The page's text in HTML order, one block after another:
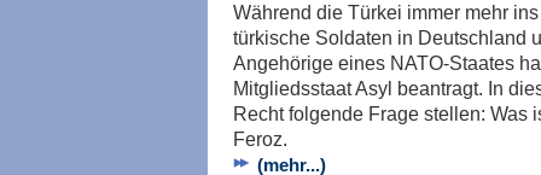
Während die Türkei immer mehr
türkische Soldaten in Deutschland
Angehörige eines NATO-Staates
Mitgliedsstaat Asyl beantragt. In
Recht folgende Frage stellen: Was
Feroz.
(mehr...)